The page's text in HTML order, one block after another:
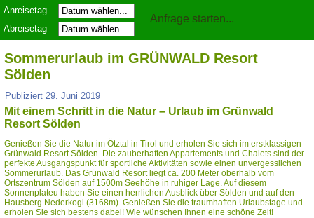
Anreisetag
Abreisetag
Sommerurlaub im GRÜNWALD Resort
Sölden
Publiziert 29. Juni 2019
Mit einem Schritt in die Natur – Urlaub im Grünwald
Resort Sölden
Genießen Sie die Natur im Ötztal in Tirol und erholen Sie sich im erstklassigen
Grünwald Resort Sölden. Die zauberhaften Appartements und Chalets sind der
perfekte Ausgangspunkt für sportliche Aktivitäten sowie einen unvergesslichen
Sommerurlaub. Das Grünwald Resort liegt ca. 200 Meter oberhalb vom
Ortszentrum Sölden auf 1500m Seehöhe in ruhiger Lage. Auf diesem
Sonnenplateu haben Sie einen herrlichen Ausblick über Sölden und auf den
Hausberg Nederkogl (3168m). Genießen Sie die traumhaften Urlaubstage und
erholen Sie sich bestens dabei! Wie wünschen Ihnen eine schöne Zeit!